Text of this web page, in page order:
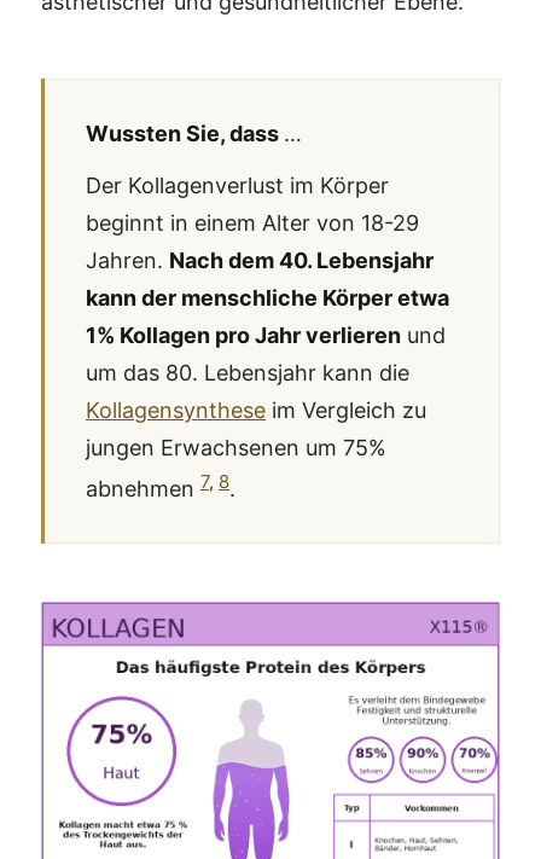
Wussten Sie, dass …
Der Kollagenverlust im Körper
beginnt in einem Alter von 18-29
Jahren. Nach dem 40. Lebensjahr
kann der menschliche Körper etwa
1% Kollagen pro Jahr verlieren und
um das 80. Lebensjahr kann die
Kollagensynthese im Vergleich zu
jungen Erwachsenen um 75%
abnehmen 7, 8.